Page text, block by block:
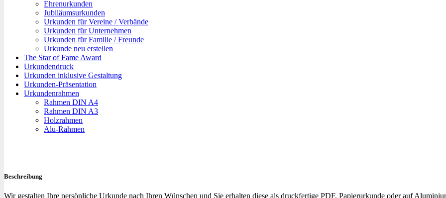
Ehrenurkunden
Jubiläumsurkunden
Urkunden für Vereine / Verbände
Urkunden für Unternehmen
Urkunden für Familie / Freunde
Urkunde neu erstellen
The Star of Fame Award
Urkundendruck
Urkunden inklusive Gestaltung
Urkunden-Präsentation
Urkundenrahmen
Rahmen DIN A4
Rahmen DIN A3
Holzrahmen
Alu-Rahmen
Beschreibung
Wir gestalten Ihre persönliche Urkunde nach Ihren Wünschen und Sie erhalten diese als druckfertige PDF, Papierurkunde oder auf